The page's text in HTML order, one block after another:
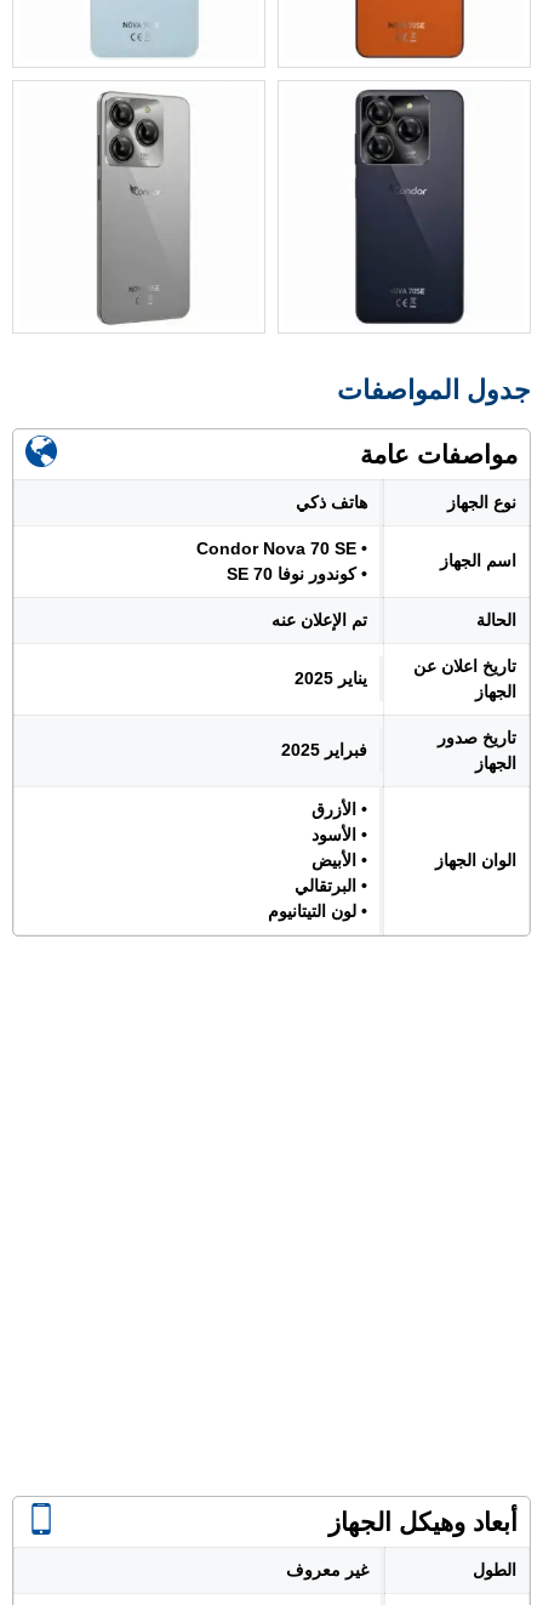
جدول المواصفات
مواصفات عامة
نوع الجهاز هاتف ذكي
اسم الجهاز
• Condor Nova 70 SE
• كوندور نوفا 70 SE
الحالة تم الإعلان عنه
تاريخ اعلان عن
الجهاز
يناير 2025
تاريخ صدور
الجهاز
فبراير 2025
الوان الجهاز
• الأزرق
• الأسود
• الأبيض
• البرتقالي
• لون التيتانيوم
أبعاد وهيكل الجهاز
الطول غير معروف